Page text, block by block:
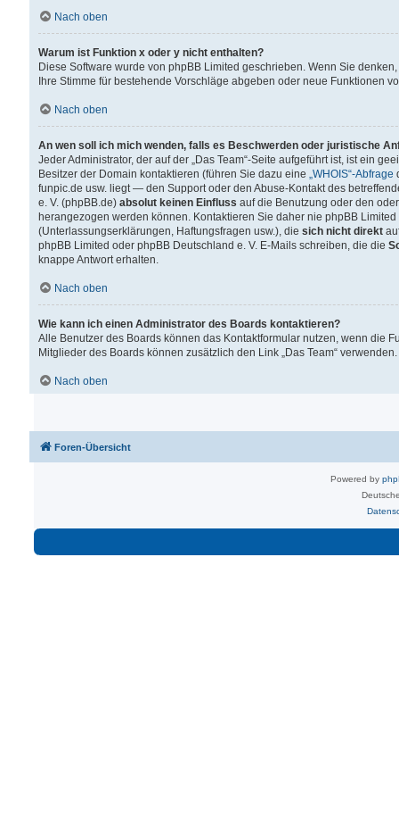
Nach oben
Warum ist Funktion x oder y nicht enthalten?
Diese Software wurde von phpBB Limited geschrieben. Wenn Sie
Ihre Stimme für bestehende Vorschläge abgeben oder neue Funktionen
Nach oben
An wen soll ich mich wenden, falls es Beschwerden oder juristische
Jeder Administrator, der auf der „Das Team“-Seite aufgeführt ist, ist ein
Besitzer der Domain kontaktieren (führen Sie dazu eine „WHOIS“-Abfrage
funpic.de usw. liegt — den Support oder den Abuse-Kontakt des
e. V. (phpBB.de) absolut keinen Einfluss auf die Benutzung oder den
herangezogen werden können. Kontaktieren Sie daher nie phpBB
(Unterlassungserklärungen, Haftungsfragen usw.), die sich nicht direkt
phpBB Limited oder phpBB Deutschland e. V. E-Mails schreiben, die die
knappe Antwort erhalten.
Nach oben
Wie kann ich einen Administrator des Boards kontaktieren?
Alle Benutzer des Boards können das Kontaktformular nutzen, wenn die
Mitglieder des Boards können zusätzlich den Link „Das Team“ verwenden.
Nach oben
Foren-Übersicht
Powered by